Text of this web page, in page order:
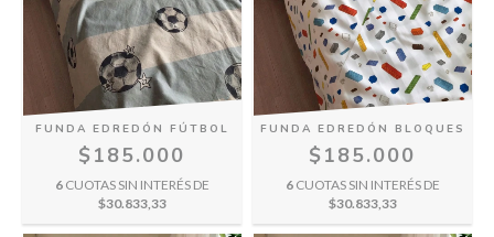
FUNDA EDREDÓN FÚTBOL
$185.000
6 CUOTAS SIN INTERÉS DE
$30.833,33
FUNDA EDREDÓN BLOQUES
$185.000
6 CUOTAS SIN INTERÉS DE
$30.833,33